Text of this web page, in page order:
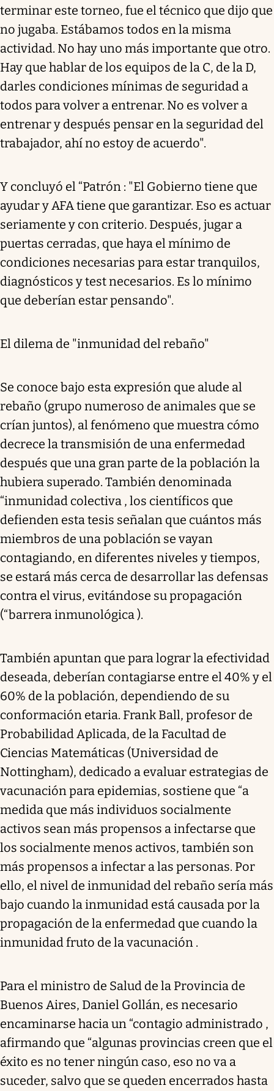
terminar este torneo, fue el técnico que dijo que
no jugaba. Estábamos todos en la misma
actividad. No hay uno más importante que otro.
Hay que hablar de los equipos de la C, de la D,
darles condiciones mínimas de seguridad a
todos para volver a entrenar. No es volver a
entrenar y después pensar en la seguridad del
trabajador, ahí no estoy de acuerdo".
Y concluyó el “Patrón : "El Gobierno tiene que
ayudar y AFA tiene que garantizar. Eso es actuar
seriamente y con criterio. Después, jugar a
puertas cerradas, que haya el mínimo de
condiciones necesarias para estar tranquilos,
diagnósticos y test necesarios. Es lo mínimo
que deberían estar pensando".
El dilema de "inmunidad del rebaño"
Se conoce bajo esta expresión que alude al
rebaño (grupo numeroso de animales que se
crían juntos), al fenómeno que muestra cómo
decrece la transmisión de una enfermedad
después que una gran parte de la población la
hubiera superado. También denominada
“inmunidad colectiva , los científicos que
defienden esta tesis señalan que cuántos más
miembros de una población se vayan
contagiando, en diferentes niveles y tiempos,
se estará más cerca de desarrollar las defensas
contra el virus, evitándose su propagación
(“barrera inmunológica ).
También apuntan que para lograr la efectividad
deseada, deberían contagiarse entre el 40% y el
60% de la población, dependiendo de su
conformación etaria. Frank Ball, profesor de
Probabilidad Aplicada, de la Facultad de
Ciencias Matemáticas (Universidad de
Nottingham), dedicado a evaluar estrategias de
vacunación para epidemias, sostiene que “a
medida que más individuos socialmente
activos sean más propensos a infectarse que
los socialmente menos activos, también son
más propensos a infectar a las personas. Por
ello, el nivel de inmunidad del rebaño sería más
bajo cuando la inmunidad está causada por la
propagación de la enfermedad que cuando la
inmunidad fruto de la vacunación .
Para el ministro de Salud de la Provincia de
Buenos Aires, Daniel Gollán, es necesario
encaminarse hacia un “contagio administrado ,
afirmando que “algunas provincias creen que el
éxito es no tener ningún caso, eso no va a
suceder, salvo que se queden encerrados hasta